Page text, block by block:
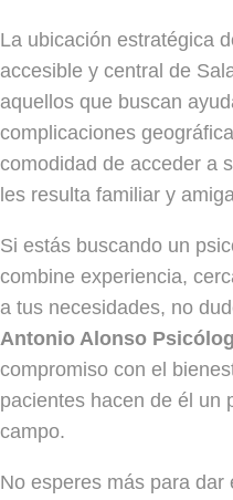
La ubicación estratégica
accesible y central de
aquellos que buscan
complicaciones
comodidad de acceder a
les resulta familiar y
Si estás buscando un
combine experiencia,
a tus necesidades, no
Antonio Alonso
compromiso con el
pacientes hacen de él un
campo.
No esperes más para